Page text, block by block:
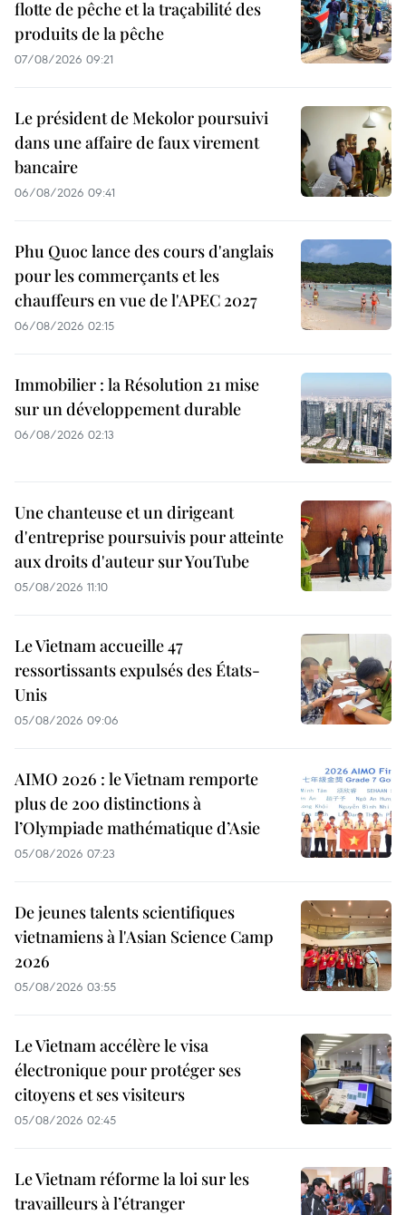
flotte de pêche et la traçabilité des
produits de la pêche
07/08/2026 09:21
Le président de Mekolor poursuivi
dans une affaire de faux virement
bancaire
06/08/2026 09:41
Phu Quoc lance des cours d'anglais
pour les commerçants et les
chauffeurs en vue de l'APEC 2027
06/08/2026 02:15
Immobilier : la Résolution 21 mise
sur un développement durable
06/08/2026 02:13
Une chanteuse et un dirigeant
d'entreprise poursuivis pour atteinte
aux droits d'auteur sur YouTube
05/08/2026 11:10
Le Vietnam accueille 47
ressortissants expulsés des États-
Unis
05/08/2026 09:06
AIMO 2026 : le Vietnam remporte
plus de 200 distinctions à
l’Olympiade mathématique d’Asie
05/08/2026 07:23
De jeunes talents scientifiques
vietnamiens à l'Asian Science Camp
2026
05/08/2026 03:55
Le Vietnam accélère le visa
électronique pour protéger ses
citoyens et ses visiteurs
05/08/2026 02:45
Le Vietnam réforme la loi sur les
travailleurs à l’étranger